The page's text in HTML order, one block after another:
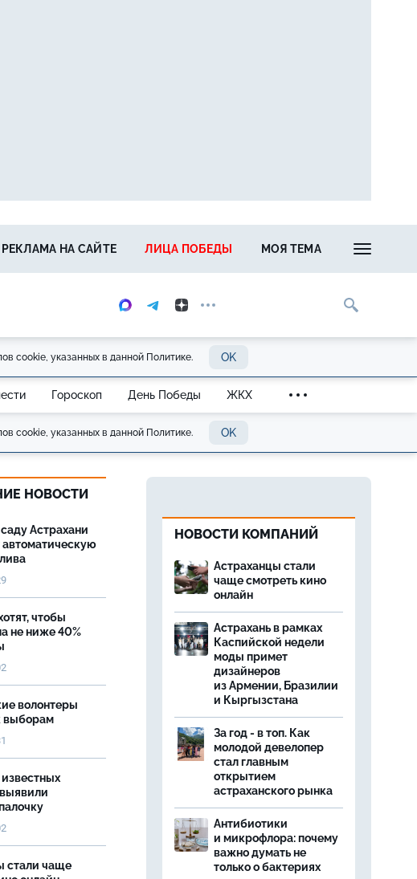
РЕКЛАМА НА САЙТЕ ЛИЦА ПОБЕДЫ МОЯ ТЕМА
cookie, указанных в данной Политике. OK
Гороскоп День Победы ЖКХ
cookie, указанных в данной Политике. OK
НОВОСТИ
Астрахани
чтобы
не ниже 40%
волонтеры
выборам
стали чаще
НОВОСТИ КОМПАНИЙ
Астраханцы стали
чаще смотреть кино
онлайн
Астрахань в рамках
Каспийской недели
моды примет
дизайнеров
из Армении, Бразилии
и Кыргызстана
За год - в топ. Как
молодой девелопер
стал главным
открытием
астраханского рынка
Антибиотики
и микрофлора: почему
важно думать не
только о бактериях